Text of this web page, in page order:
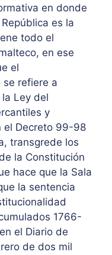
en donde
es la
todo el
en ese
el
refiere a
Ley del
y
el Decreto 99-98
transgrede los
la Constitución
hace que la Sala
la sentencia
1766-
el Diario de
de dos mil